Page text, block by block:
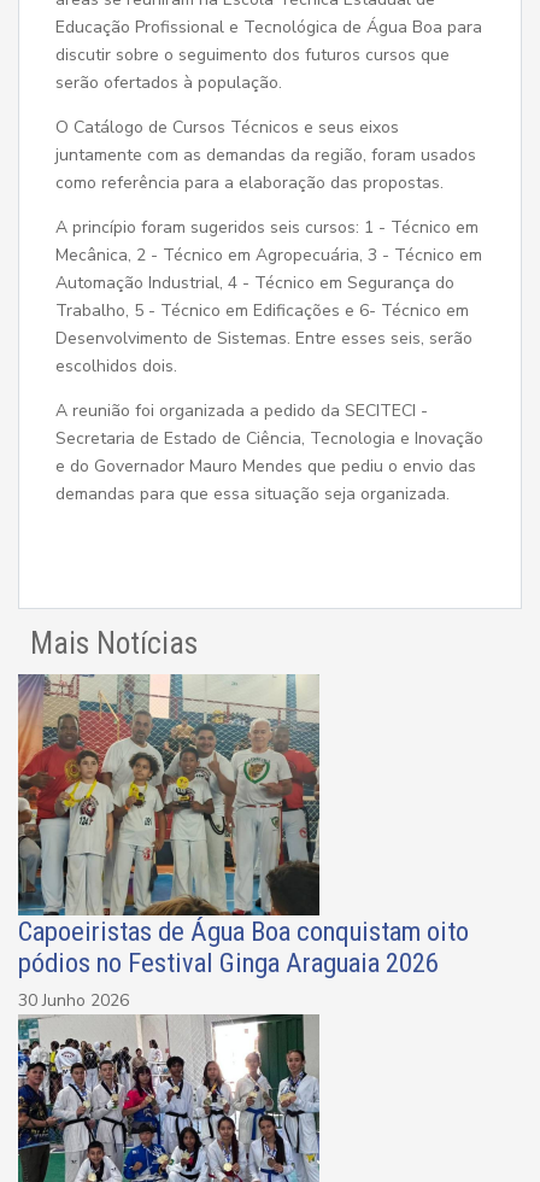
Educação Profissional e Tecnológica de Água Boa para
discutir sobre o seguimento dos futuros cursos que
serão ofertados à população.
O Catálogo de Cursos Técnicos e seus eixos
juntamente com as demandas da região, foram usados
como referência para a elaboração das propostas.
A princípio foram sugeridos seis cursos: 1 - Técnico em
Mecânica, 2 - Técnico em Agropecuária, 3 - Técnico em
Automação Industrial, 4 - Técnico em Segurança do
Trabalho, 5 - Técnico em Edificações e 6- Técnico em
Desenvolvimento de Sistemas. Entre esses seis, serão
escolhidos dois.
A reunião foi organizada a pedido da SECITECI -
Secretaria de Estado de Ciência, Tecnologia e Inovação
e do Governador Mauro Mendes que pediu o envio das
demandas para que essa situação seja organizada.
Mais Notícias
Capoeiristas de Água Boa conquistam oito
pódios no Festival Ginga Araguaia 2026
30 Junho 2026